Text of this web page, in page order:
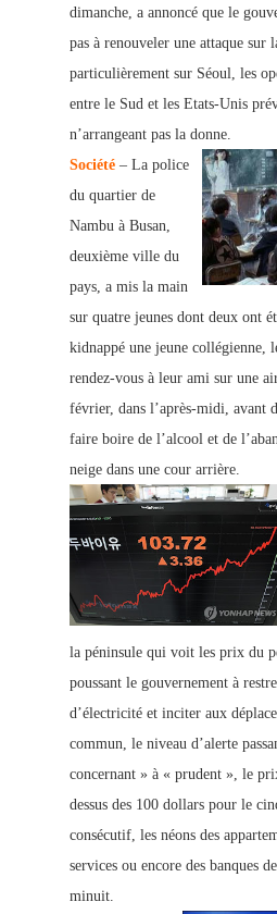
dimanche, a annoncé que le
pas à renouveler une attaque sur
particulièrement sur Séoul, les
entre le Sud et les Etats-Unis
n’arrangeant pas la donne.
Société – La police
du quartier de
Nambu à Busan,
deuxième ville du
pays, a mis la main
sur quatre jeunes dont deux ont
kidnappé une jeune collégienne,
rendez-vous à leur ami sur une
février, dans l’après-midi, avant
faire boire de l’alcool et de
neige dans une cour arrière.
la péninsule qui voit les prix du
poussant le gouvernement à
d’électricité et inciter aux
commun, le niveau d’alerte
concernant » à « prudent », le
dessus des 100 dollars pour le
consécutif, les néons des
services ou encore des banques
minuit.